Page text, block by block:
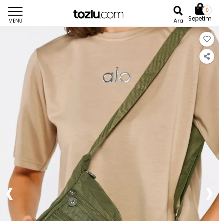
MENU Ara
0
Sepetim